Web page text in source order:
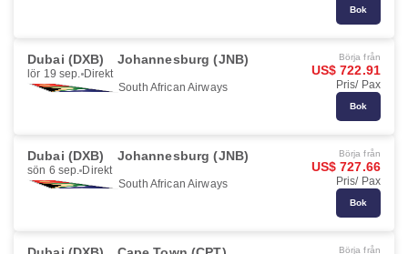
Bok
Dubai (DXB) Johannesburg (JNB)
lör 19 sep. Direkt
South African Airways
Börja från
US$ 722.91
Pris/ Pax
Bok
Dubai (DXB) Johannesburg (JNB)
sön 6 sep. Direkt
South African Airways
Börja från
US$ 727.66
Pris/ Pax
Bok
Börja från